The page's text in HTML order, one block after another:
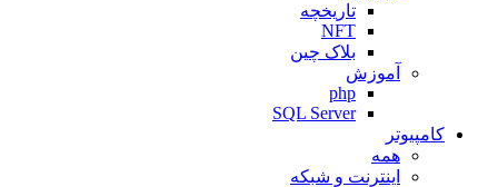
تاریخچه
NFT
بلاک چین
آموزش
php
SQL Server
کامپیوتر
همه
اینترنت و شبکه